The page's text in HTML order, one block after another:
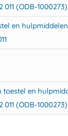
(ODB-1000273)
en
toestel en
(ODB-1000273)